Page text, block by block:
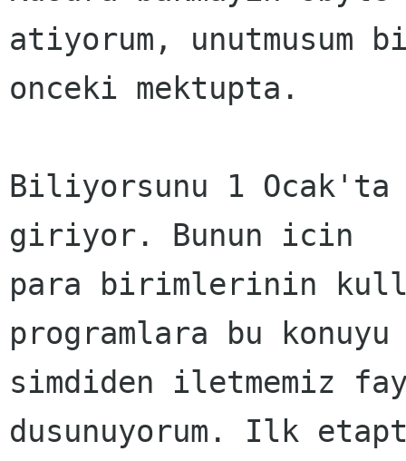
atiyorum, unutmusum
onceki mektupta.
Biliyorsunu 1
giriyor. Bunun icin
para birimlerinin
programlara bu konuyu
simdiden iletmemiz
dusunuyorum. Ilk